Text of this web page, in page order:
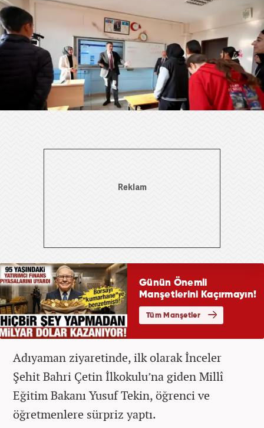
Adıyaman ziyaretinde, ilk olarak İnceler
Şehit Bahri Çetin İlkokulu’na giden Millî
Eğitim Bakanı Yusuf Tekin, öğrenci ve
öğretmenlere sürpriz yaptı.